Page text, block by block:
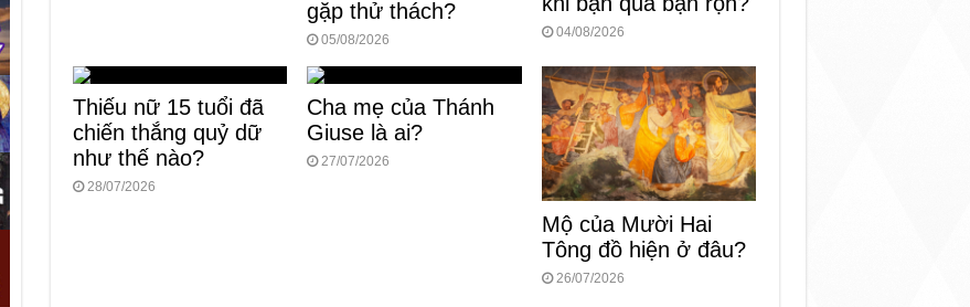
gặp thử thách?
05/08/2026 04/08/2026
Thiếu nữ 15 tuổi đã
chiến thắng quỷ dữ
như thế nào?
28/07/2026
Cha mẹ của Thánh
Giuse là ai?
27/07/2026
Mộ của Mười Hai
Tông đồ hiện ở đâu?
26/07/2026